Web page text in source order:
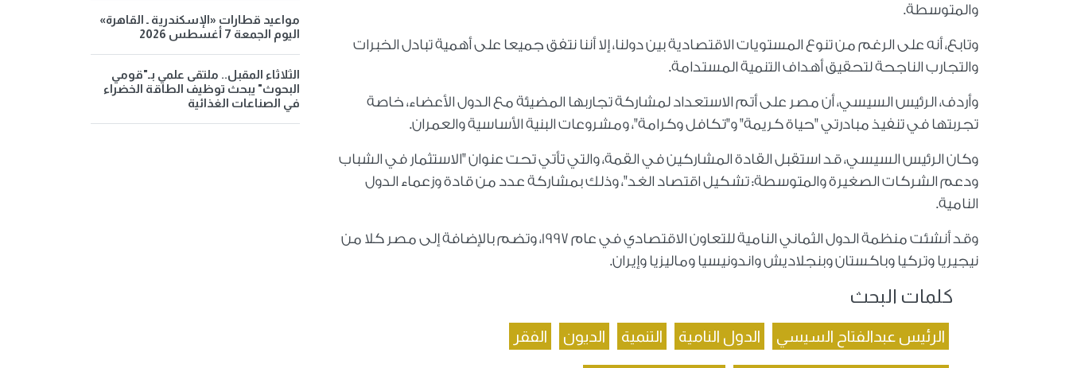
والمتوسطة.
وتابع، أنه على الرغم من تنوع المستويات الاقتصادية بين دولنا، إلا أننا نتفق جميعا على أهمية تبادل الخبرات
والتجارب الناجحة لتحقيق أهداف التنمية المستدامة.
وأردف، الرئيس السيسي، أن مصر على أتم الاستعداد لمشاركة تجاربها المضيئة مع الدول الأعضاء، خاصة
تجربتها في تنفيذ مبادرتي "حياة كريمة" و"تكافل وكرامة"، ومشروعات البنية الأساسية والعمران.
وكان الرئيس السيسي، قد استقبل القادة المشاركين في القمة، والتي تأتي تحت عنوان "الاستثمار في الشباب
ودعم الشركات الصغيرة والمتوسطة: تشكيل اقتصاد الغد"، وذلك بمشاركة عدد من قادة وزعماء الدول
النامية.
وقد أنشئت منظمة الدول الثماني النامية للتعاون الاقتصادي في عام 1997، وتضم بالإضافة إلى مصر كلا من
نيجيريا وتركيا وباكستان وبنجلاديش واندونيسيا وماليزيا وإيران.
كلمات البحث
الرئيس عبدالفتاح السيسي الدول النامية التنمية الديون الفقر
مواعيد قطارات «الإسكندرية ـ القاهرة»
اليوم الجمعة 7 أغسطس 2026
الثلاثاء المقبل.. ملتقى علمي بـ"قومي
البحوث" يبحث توظيف الطاقة الخضراء
في الصناعات الغذائية